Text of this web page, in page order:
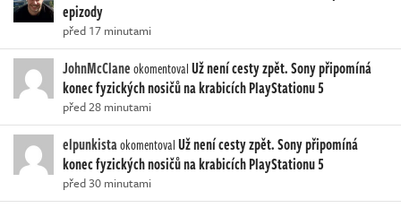
epizody
před 17 minutami
JohnMcClaneokomentovalUž není cesty zpět. Sony připomíná
konec fyzických nosičů na krabicích PlayStationu 5
před 28 minutami
elpunkistaokomentovalUž není cesty zpět. Sony připomíná
konec fyzických nosičů na krabicích PlayStationu 5
před 30 minutami